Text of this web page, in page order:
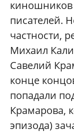
писателей.
частности,
Михаил
Савелий
конце
попадали
Крамарова,
эпизода)